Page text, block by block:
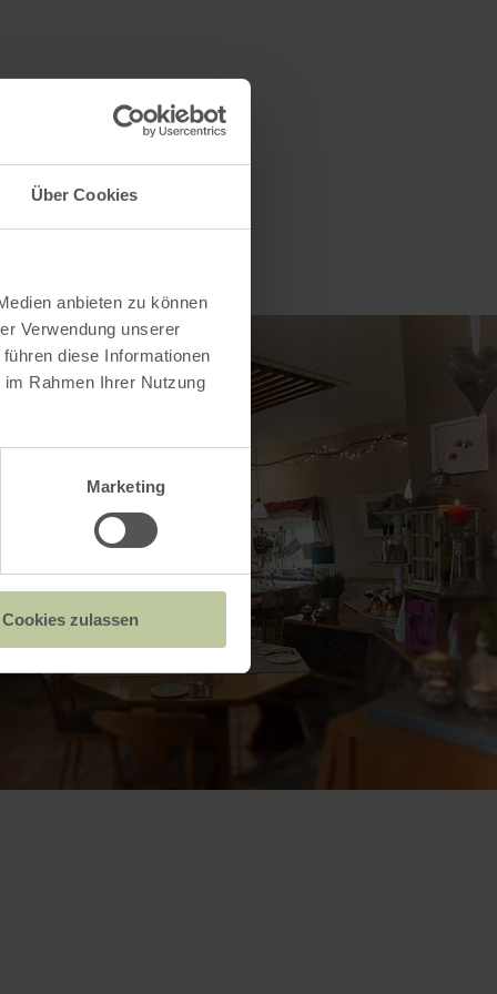
Über Cookies
anbieten zu können
Verwendung unserer
diese Informationen
Rahmen Ihrer Nutzung
Marketing
Cookies zulassen